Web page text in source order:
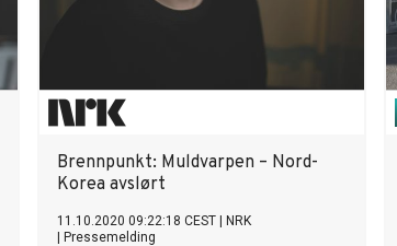
Brennpunkt: Muldvarpen – Nord-
Korea avslørt
11.10.2020 09:22:18 CEST
NRK
Pressemelding